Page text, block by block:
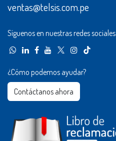
ventas@telsis.com.pe
Síguenos en nuestras redes sociales
¿Cómo podemos ayudar?
Contáctanos ahora​​